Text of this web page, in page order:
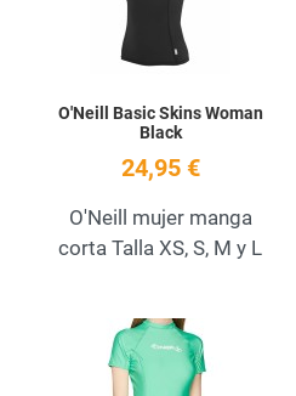
O'Neill Basic Skins Woman
Black
24,95 €
O'Neill mujer manga
corta Talla XS, S, M y L
Añadir a la lista de deseos
Quick View